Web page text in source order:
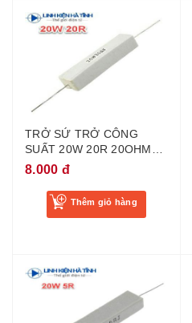
TRỞ SỨ TRỞ CÔNG
SUẤT 20W 20R 20OHM
20W
8.000 đ
Thêm giỏ hàng